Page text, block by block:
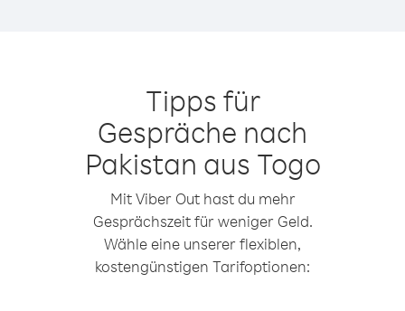
Tipps für
Gespräche nach
Pakistan aus Togo
Mit Viber Out hast du mehr
Gesprächszeit für weniger Geld.
Wähle eine unserer flexiblen,
kostengünstigen Tarifoptionen: